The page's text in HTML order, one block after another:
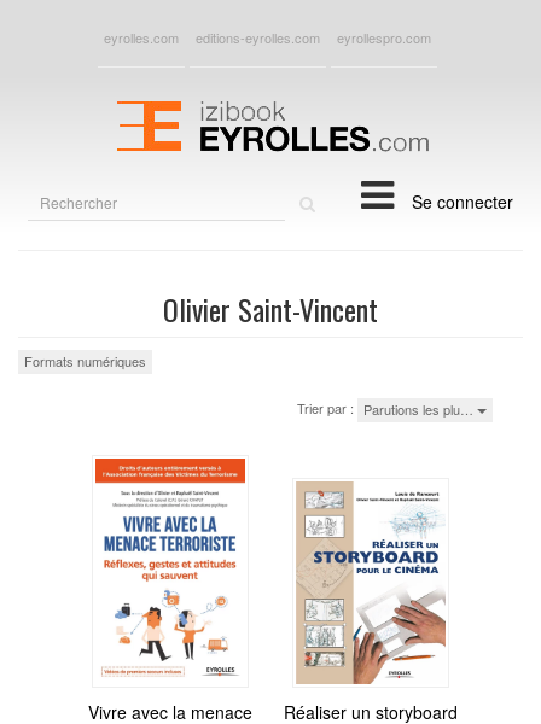
eyrolles.com editions-eyrolles.com eyrollespro.com
Se connecter
Olivier Saint-Vincent
Formats numériques
Trier par : Parutions les plu…
Vivre avec la menace
Réaliser un storyboard